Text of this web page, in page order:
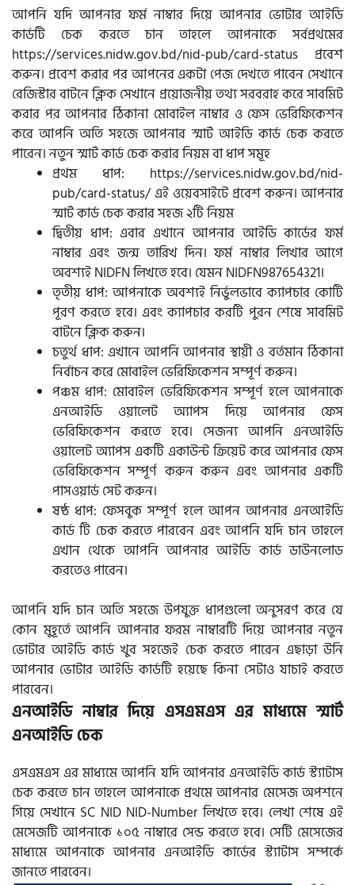
আপনি যদি আপনার ফর্ম নাম্বার দিয়ে আপনার ভোটার আইডি
কার্ডটি চেক করতে চান তাহলে আপনাকে সর্বপ্রথমের
https://services.nidw.gov.bd/nid-pub/card-status প্রবেশ
করুন। প্রবেশ করার পর আপনের একটা পেজ দেখতে পাবেন সেখানে
রেজিস্টার বাটনে ক্লিক সেখানে প্রয়োজনীয় তথ্য সরবরাহ করে সাবমিট
করার পর আপনার ঠিকানা মোবাইল নাম্বার ও ফেস ভেরিফিকেশন
করে আপনি অতি সহজে আপনার স্মার্ট আইডি কার্ড চেক করতে
পারেন। নতুন স্মার্ট কার্ড চেক করার নিয়ম বা ধাপ সমূহ
প্রথম ধাপ: https://services.nidw.gov.bd/nid-
pub/card-status/ এই ওয়েবসাইটে প্রবেশ করুন। আপনার
স্মার্ট কার্ড চেক করার সহজ ২টি নিয়ম
দ্বিতীয় ধাপ: এবার এখানে আপনার আইডি কার্ডের ফর্ম
নাম্বার এবং জন্ম তারিখ দিন। ফর্ম নাম্বার লিখার আগে
অবশ্যই NIDFN লিখতে হবে। যেমন NIDFN987654321।
তৃতীয় ধাপ: আপনাকে অবশ্যই নির্ভুলভাবে ক্যাপচার কোটি
পূরণ করতে হবে। এবং ক্যাপচার করটি পুরন শেষে সাবমিট
বাটনে ক্লিক করুন।
চতুর্থ ধাপ: এখানে আপনি আপনার স্থায়ী ও বর্তমান ঠিকানা
নির্বাচন করে মোবাইল ভেরিফিকেশন সম্পূর্ণ করুন।
পঞ্চম ধাপ: মোবাইল ভেরিফিকেশন সম্পূর্ণ হলে আপনাকে
এনআইডি ওয়ালেট অ্যাপস দিয়ে আপনার ফেস
ভেরিফিকেশন করতে হবে। সেজন্য আপনি এনআইডি
ওয়ালেট অ্যাপস একটি একাউন্ট ক্রিয়েট করে আপনার ফেস
ভেরিফিকেশন সম্পূর্ণ করুন করুন এবং আপনার একটি
পাসওয়ার্ড সেট করুন।
ষষ্ঠ ধাপ: ফেসবুক সম্পূর্ণ হলে আপন আপনার এনআইডি
কার্ড টি চেক করতে পারবেন এবং আপনি যদি চান তাহলে
এখান থেকে আপনি আপনার আইডি কার্ড ডাউনলোড
করতেও পারেন।
আপনি যদি চান অতি সহজে উপযুক্ত ধাপগুলো অনুসরণ করে যে
কোন মুহূর্তে আপনি আপনার ফরম নাম্বারটি দিয়ে আপনার নতুন
ভোটার আইডি কার্ড খুব সহজেই চেক করতে পারেন এছাড়া উনি
আপনার ভোটার আইডি কার্ডটি হয়েছে কিনা সেটাও যাচাই করতে
পারবেন।
এনআইডি নাম্বার দিয়ে এসএমএস এর মাধ্যমে স্মার্ট
এনআইডি চেক
এসএমএস এর মাধ্যমে আপনি যদি আপনার এনআইডি কার্ড স্ট্যাটাস
চেক করতে চান তাহলে আপনাকে প্রথমে আপনার মেসেজ অপশনে
গিয়ে সেখানে SC NID NID-Number লিখতে হবে। লেখা শেষে এই
মেসেজটি আপনাকে ১০৫ নাম্বারে সেন্ড করতে হবে। সেটি মেসেজের
মাধ্যমে আপনাকে আপনার এনআইডি কার্ডের স্ট্যাটাস সম্পর্কে
জানতে পারবেন।